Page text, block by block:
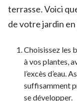
terrasse. Voici
de votre jardin
Choisissez les
à vos plantes,
l’excès d’eau.
suffisamment
se développer.